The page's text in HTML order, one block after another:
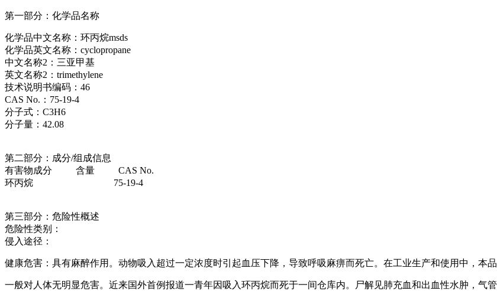
第一部分：化学品名称
化学品中文名称：环丙烷msds
化学品英文名称：cyclopropane
中文名称2：三亚甲基
英文名称2：trimethylene
技术说明书编码：46
CAS No.：75-19-4
分子式：C3H6
分子量：42.08
第二部分：成分/组成信息
有害物成分 含量 CAS No.
环丙烷 75-19-4
第三部分：危险性概述
危险性类别：
侵入途径：
健康危害：具有麻醉作用。动物吸入超过一定浓度时引起血压下降，导致呼吸麻痹而死亡。在工业生产和使用中，本品
一般对人体无明显危害。近来国外首例报道一青年因吸入环丙烷而死于一间仓库内。尸解见肺充血和出血性水肿，气管